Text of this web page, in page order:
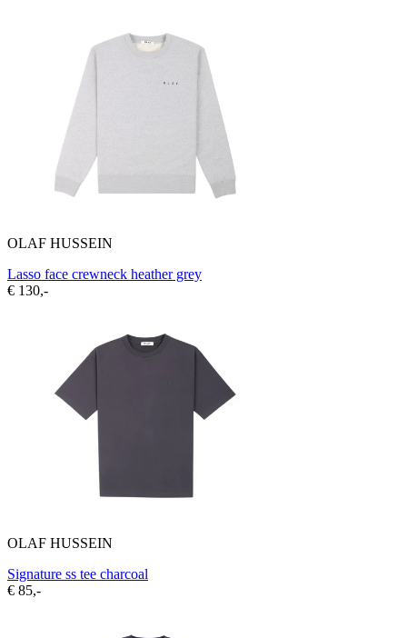
OLAF HUSSEIN
Lasso face crewneck heather grey
€ 130,-
OLAF HUSSEIN
Signature ss tee charcoal
€ 85,-